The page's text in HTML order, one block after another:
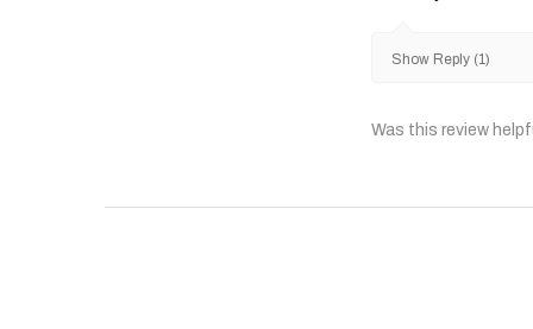
Show Reply (1)
Was this review